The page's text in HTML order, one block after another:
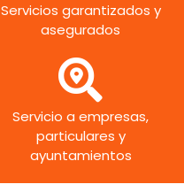
Servicios garantizados y
asegurados
Servicio a empresas,
particulares y
ayuntamientos